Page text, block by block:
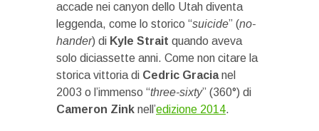
accade nei canyon dello Utah diventa
leggenda, come lo storico “suicide” (no-
hander) di Kyle Strait quando aveva
solo diciassette anni. Come non citare la
storica vittoria di Cedric Gracianel
2003 o l’immenso “three-sixty” (360°) di
Cameron Zink nell’edizione 2014.